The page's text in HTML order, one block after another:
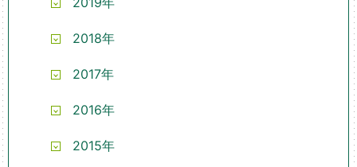
2018年
2017年
2016年
2015年